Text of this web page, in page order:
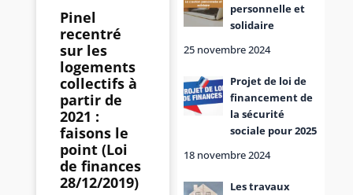
Pinel
recentré
sur les
logements
collectifs à
partir de
2021 :
faisons le
point (Loi
de finances
28/12/2019)
personnelle et
solidaire
25 novembre 2024
Projet de loi de
financement de
la sécurité
sociale pour 2025
18 novembre 2024
Les travaux